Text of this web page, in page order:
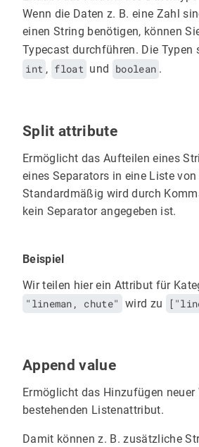
Wenn die Daten z. B. eine Zahl
einen String benötigen, können
Typecast durchführen. Die Typen
int , float und boolean .
Split attribute
Ermöglicht das Aufteilen eines
eines Separators in eine Liste
Standardmäßig wird durch
kein Separator angegeben ist.
Beispiel
Wir teilen hier ein Attribut für
"lineman, chute" wird zu
Append value
Ermöglicht das Hinzufügen neuer
bestehenden Listenattribut.
Damit können z. B. zusätzliche